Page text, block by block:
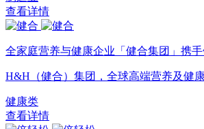
查看详情
全家庭营养与健康企业「健合集团」携
H&H（健合）集团，全球高端营养及健康
健康类
查看详情